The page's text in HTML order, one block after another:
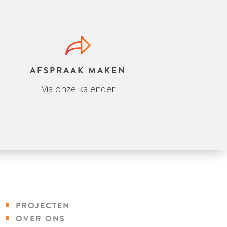
AFSPRAAK MAKEN
Via onze kalender
PROJECTEN
OVER ONS